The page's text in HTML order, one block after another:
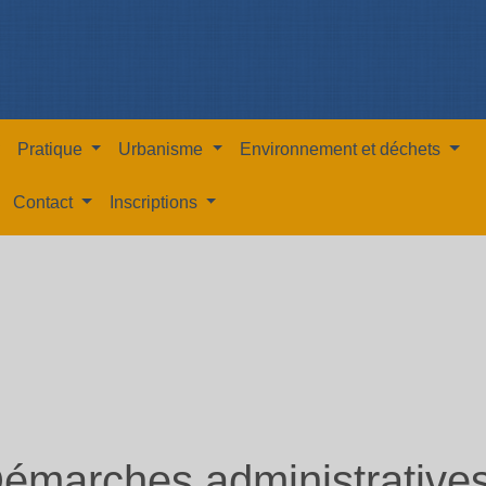
Pratique Urbanisme Environnement et déchets
Contact Inscriptions